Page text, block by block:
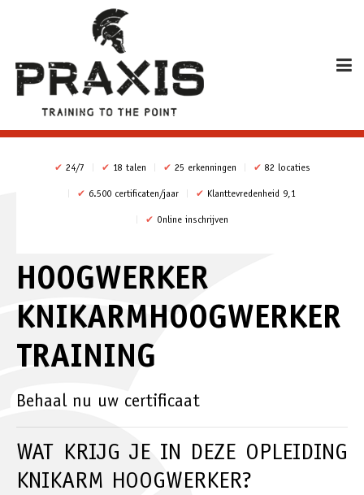
✔ 24/7 ✔ 18 talen ✔ 25 erkenningen ✔ 82 locaties
✔ 6.500 certificaten/jaar ✔ Klanttevredenheid 9,1
✔ Online inschrijven
HOOGWERKER
KNIKARMHOOGWERKER
TRAINING
Behaal nu uw certificaat
WAT KRIJG JE IN DEZE OPLEIDING
KNIKARM HOOGWERKER?